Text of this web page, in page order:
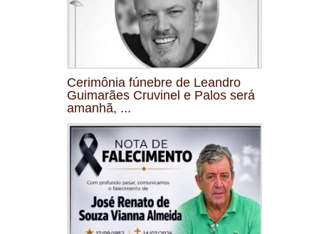
Cerimônia fúnebre de Leandro
Guimarães Cruvinel e Palos será
amanhã, ...